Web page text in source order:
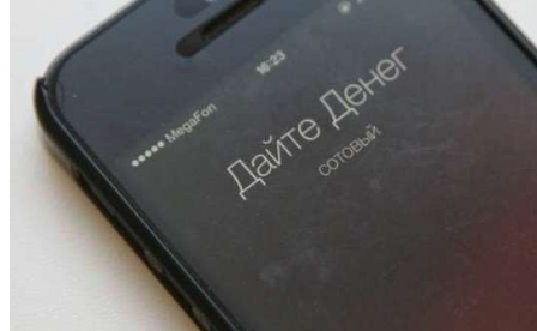
Волгоградские вузы в топе зарплатного
рейтинга: ВолгГТУ и ВолгГМУ вошли в топ‑15
для химической отрасли и фармацевтики
18:39
В Красноармейском районе Волгограда стартует
конкурс на ремонт моста через Волго‑Донской
судоходный канал